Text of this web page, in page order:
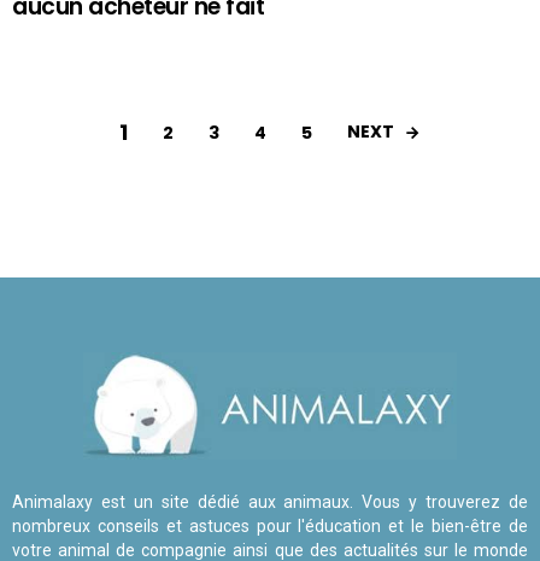
aucun acheteur ne fait
1 2 3 4 5 NEXT
Animalaxy est un site dédié aux animaux. Vous y trouverez de
nombreux conseils et astuces pour l'éducation et le bien-être de
votre animal de compagnie ainsi que des actualités sur le monde